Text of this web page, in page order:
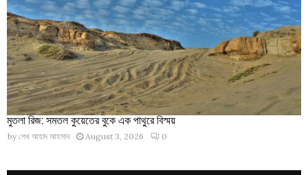
মুতলা রিজ: সমতল কুয়েতের বুকে এক পাথুরে বিস্ময়
by শেখ আহাদ আহসান August 3, 2026 0